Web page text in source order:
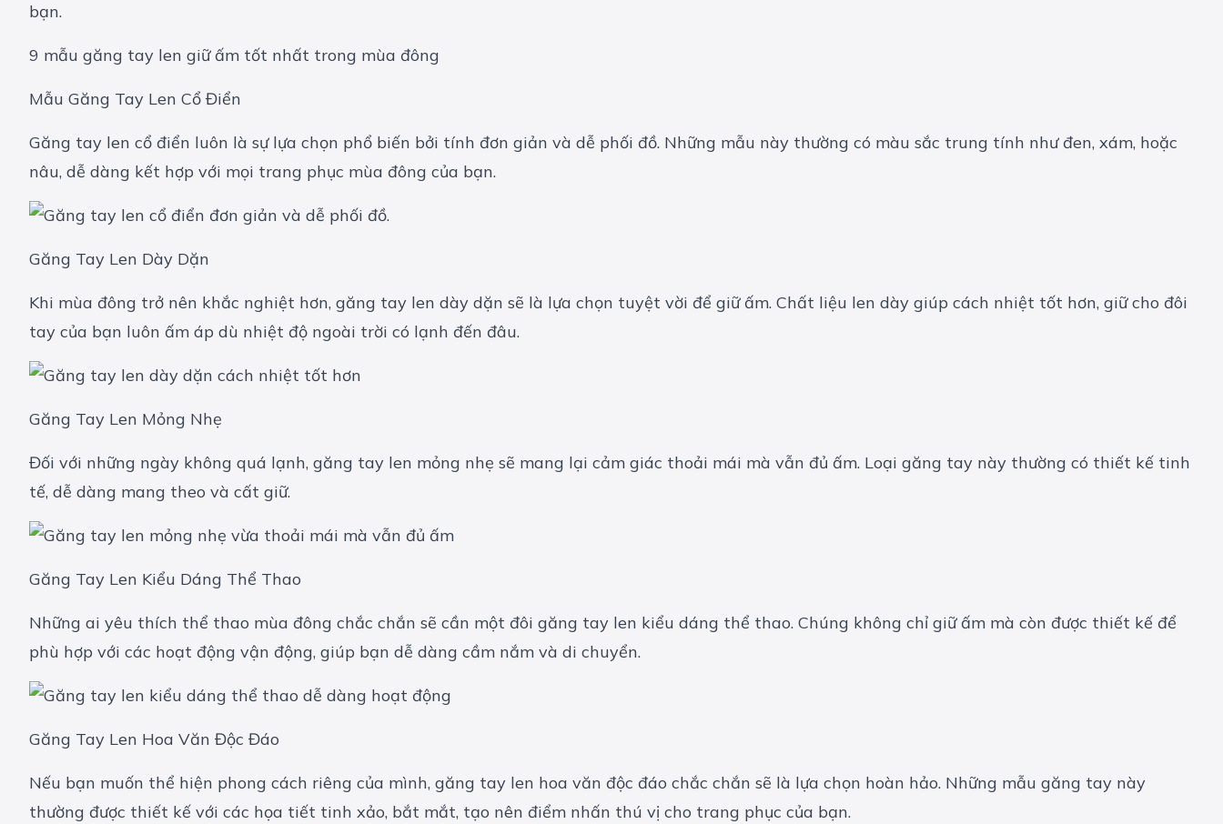
bạn.
9 mẫu găng tay len giữ ấm tốt nhất trong mùa đông
Mẫu Găng Tay Len Cổ Điển
Găng tay len cổ điển luôn là sự lựa chọn phổ biến bởi tính đơn giản và dễ phối đồ. Những mẫu này thường có màu sắc trung tính như đen, xám, hoặc
nâu, dễ dàng kết hợp với mọi trang phục mùa đông của bạn.
Găng Tay Len Dày Dặn
Khi mùa đông trở nên khắc nghiệt hơn, găng tay len dày dặn sẽ là lựa chọn tuyệt vời để giữ ấm. Chất liệu len dày giúp cách nhiệt tốt hơn, giữ cho đôi
tay của bạn luôn ấm áp dù nhiệt độ ngoài trời có lạnh đến đâu.
Găng Tay Len Mỏng Nhẹ
Đối với những ngày không quá lạnh, găng tay len mỏng nhẹ sẽ mang lại cảm giác thoải mái mà vẫn đủ ấm. Loại găng tay này thường có thiết kế tinh
tế, dễ dàng mang theo và cất giữ.
Găng Tay Len Kiểu Dáng Thể Thao
Những ai yêu thích thể thao mùa đông chắc chắn sẽ cần một đôi găng tay len kiểu dáng thể thao. Chúng không chỉ giữ ấm mà còn được thiết kế để
phù hợp với các hoạt động vận động, giúp bạn dễ dàng cầm nắm và di chuyển.
Găng Tay Len Hoa Văn Độc Đáo
Nếu bạn muốn thể hiện phong cách riêng của mình, găng tay len hoa văn độc đáo chắc chắn sẽ là lựa chọn hoàn hảo. Những mẫu găng tay này
thường được thiết kế với các họa tiết tinh xảo, bắt mắt, tạo nên điểm nhấn thú vị cho trang phục của bạn.